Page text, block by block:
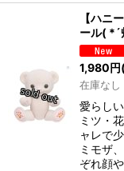
【ハニ
ール( *´
1,980円
在庫なし
愛らし
ミツ・
ャレで
ミモザ
ぞれ顔